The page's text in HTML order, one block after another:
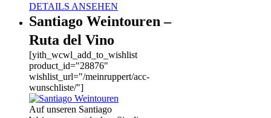
DETAILS ANSEHEN
Santiago Weintouren –
Ruta del Vino
[yith_wcwl_add_to_wishlist
product_id="28876"
wishlist_url="/meinruppert/acc-
wunschliste/"]
Auf unseren Santiago